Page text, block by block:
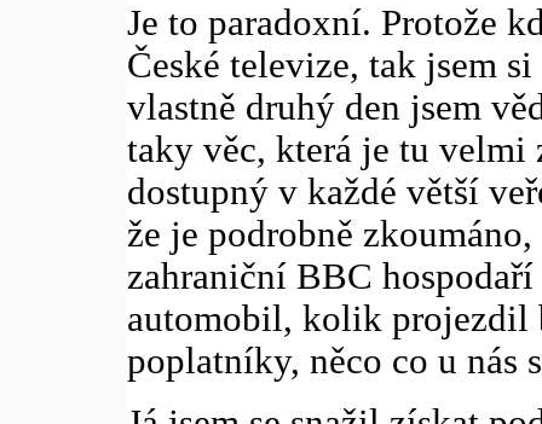
Je to paradoxní. Protože
České televize, tak jsem
vlastně druhý den jsem
taky věc, která je tu velmi
dostupný v každé větší
že je podrobně
zahraniční BBC
automobil, kolik projezdil
poplatníky, něco co u nás